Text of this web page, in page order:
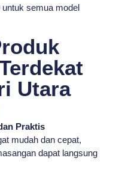
semua model
Utara
Praktis
mudah dan cepat,
dapat langsung